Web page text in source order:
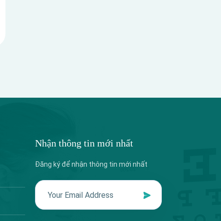
Nhận thông tin mới nhất
Đăng ký để nhận thông tin mới nhất